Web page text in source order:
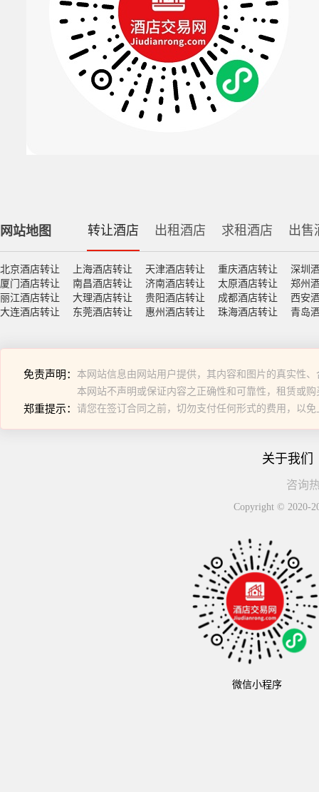
网站地图 转让酒店 出租酒店 求租酒店 出售
北京酒店转让 上海酒店转让 天津酒店转让 重庆酒店转让
深圳
厦门酒店转让
南昌酒店转让 济南酒店转让 太原酒店转让
郑州
丽江酒店转让
大理酒店转让 贵阳酒店转让 成都酒店转让
西安
大连酒店转让
东莞酒店转让 惠州酒店转让 珠海酒店转让 青岛
免责声明： 本网站信息由网站用户提供，其内容和图片的真实性
本网站不声明或保证内容之正确性和可靠性，租赁或
郑重提示： 请您在签订合同之前，切勿支付任何形式的费用，以免
关于我们
咨询
Copyright © 2020-
微信小程序